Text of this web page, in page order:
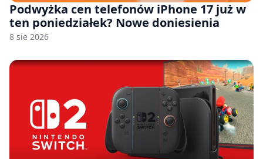
Podwyżka cen telefonów iPhone 17 już w
ten poniedziałek? Nowe doniesienia
8 sie 2026